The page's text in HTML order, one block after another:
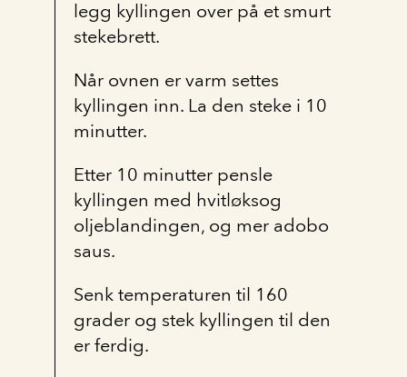
legg kyllingen over på et smurt
stekebrett.
Når ovnen er varm settes
kyllingen inn. La den steke i 10
minutter.
Etter 10 minutter pensle
kyllingen med hvitløksog
oljeblandingen, og mer adobo
saus.
Senk temperaturen til 160
grader og stek kyllingen til den
er ferdig.